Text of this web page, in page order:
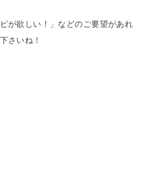
が欲しい！」などのご要望があれ
さいね！